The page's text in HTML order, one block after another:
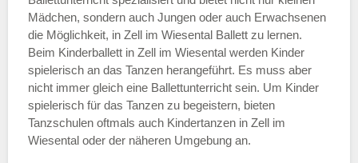
ÖFFNUNGSZEITEN HINZUFÜGEN
Samstag
—
Mädchen, sondern auch Jungen oder auch Erwachsenen
die Möglichkeit, in Zell im Wiesental Ballett zu lernen.
Beim Kinderballett in Zell im Wiesental werden Kinder
spielerisch an das Tanzen herangeführt. Es muss aber
nicht immer gleich eine Ballettunterricht sein. Um Kinder
spielerisch für das Tanzen zu begeistern, bieten
Tanzschulen oftmals auch Kindertanzen in Zell im
Wiesental oder der näheren Umgebung an.